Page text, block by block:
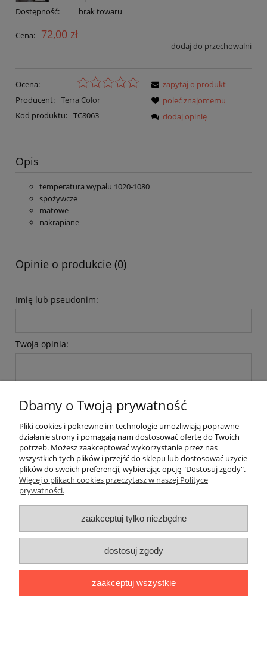
Dostępność: brak towaru
Cena: 72,00 zł
dodaj do przechowalni
Ocena:
Producent: Terra Color
Kod produktu: TC8063
zapytaj o produkt
poleć znajomemu
dodaj opinię
Opis
temperatura wypału 1020-1080
spożywcze
matowe
nakrapiane
Opinie o produkcie (0)
Imię lub pseudonim:
Twoja opinia:
wyślij
Pomoc
Moje konto
Płatności i dostawa
Informacje
O nas
Dbamy o Twoją prywatność
Pliki cookies i pokrewne im technologie umożliwiają poprawne
działanie strony i pomagają nam dostosować ofertę do Twoich
potrzeb. Możesz zaakceptować wykorzystanie przez nas
wszystkich tych plików i przejść do sklepu lub dostosować użycie
plików do swoich preferencji, wybierając opcję "Dostosuj zgody".
Więcej o plikach cookies przeczytasz w naszej Polityce
prywatności.
zaakceptuj tylko niezbędne
dostosuj zgody
zaakceptuj wszystkie